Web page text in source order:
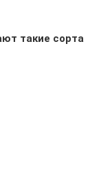
такие сорта